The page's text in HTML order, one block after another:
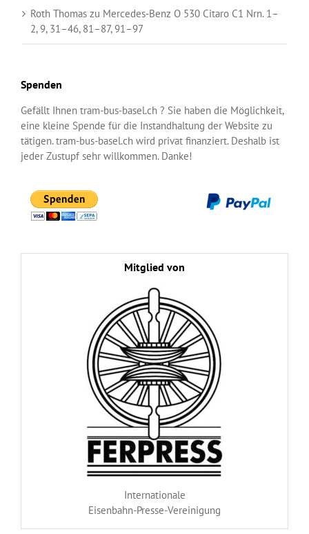
Roth Thomas zu Mercedes-Benz O 530 Citaro C1 Nrn. 1–
2, 9, 31–46, 81–87, 91–97
Spenden
Gefällt Ihnen tram-bus-basel.ch ? Sie haben die Möglichkeit,
eine kleine Spende für die Instandhaltung der Website zu
tätigen. tram-bus-basel.ch wird privat finanziert. Deshalb ist
jeder Zustupf sehr willkommen. Danke!
Mitglied von
Internationale
Eisenbahn-Presse-Vereinigung